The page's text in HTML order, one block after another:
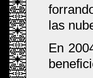
las
En